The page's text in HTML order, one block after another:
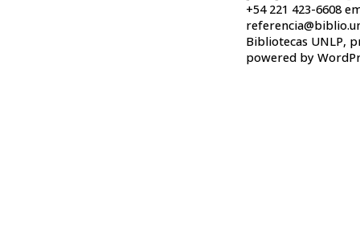
+54 221 423-6608
Bibliotecas UNLP,
powered by